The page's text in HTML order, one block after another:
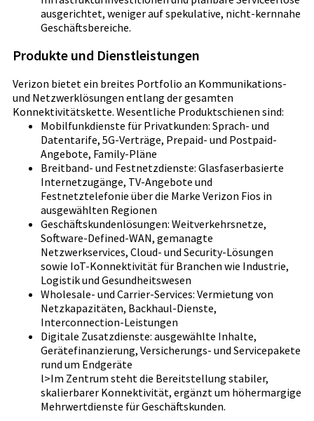
ausgerichtet, weniger auf spekulative, nicht-kernnahe
Geschäftsbereiche.
Produkte und Dienstleistungen
Verizon bietet ein breites Portfolio an Kommunikations-
und Netzwerklösungen entlang der gesamten
Konnektivitätskette. Wesentliche Produktschienen sind:
Mobilfunkdienste für Privatkunden: Sprach- und
Datentarife, 5G-Verträge, Prepaid- und Postpaid-
Angebote, Family-Pläne
Breitband- und Festnetzdienste: Glasfaserbasierte
Internetzugänge, TV-Angebote und
Festnetztelefonie über die Marke Verizon Fios in
ausgewählten Regionen
Geschäftskundenlösungen: Weitverkehrsnetze,
Software-Defined-WAN, gemanagte
Netzwerkservices, Cloud- und Security-Lösungen
sowie IoT-Konnektivität für Branchen wie Industrie,
Logistik und Gesundheitswesen
Wholesale- und Carrier-Services: Vermietung von
Netzkapazitäten, Backhaul-Dienste,
Interconnection-Leistungen
Digitale Zusatzdienste: ausgewählte Inhalte,
Gerätefinanzierung, Versicherungs- und Servicepakete
rund um Endgeräte
l>Im Zentrum steht die Bereitstellung stabiler,
skalierbarer Konnektivität, ergänzt um höhermargige
Mehrwertdienste für Geschäftskunden.